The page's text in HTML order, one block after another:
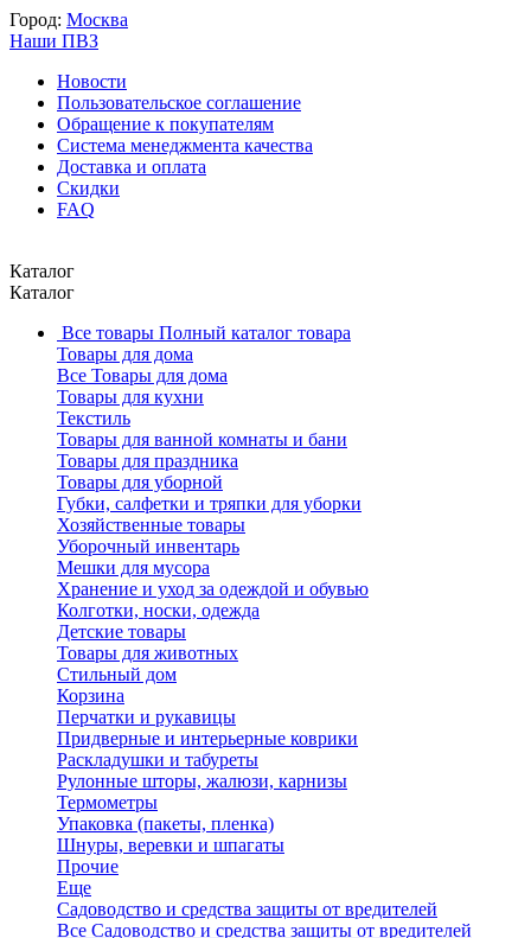
Город: Москва
Наши ПВЗ
Новости
Пользовательское соглашение
Обращение к покупателям
Система менеджмента качества
Доставка и оплата
Скидки
FAQ
Каталог
Каталог
Все товары Полный каталог товара
Товары для дома
Все Товары для дома
Товары для кухни
Текстиль
Товары для ванной комнаты и бани
Товары для праздника
Товары для уборной
Губки, салфетки и тряпки для уборки
Хозяйственные товары
Уборочный инвентарь
Мешки для мусора
Хранение и уход за одеждой и обувью
Колготки, носки, одежда
Детские товары
Товары для животных
Стильный дом
Корзина
Перчатки и рукавицы
Придверные и интерьерные коврики
Раскладушки и табуреты
Рулонные шторы, жалюзи, карнизы
Термометры
Упаковка (пакеты, пленка)
Шнуры, веревки и шпагаты
Прочие
Еще
Садоводство и средства защиты от вредителей
Все Садоводство и средства защиты от вредителей